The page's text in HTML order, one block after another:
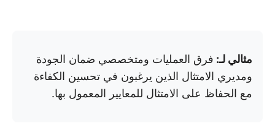
مثالي لـ: فرق العمليات ومتخصصي ضمان الجودة
ومديري الامتثال الذين يرغبون في تحسين الكفاءة
مع الحفاظ على الامتثال للمعايير المعمول بها.